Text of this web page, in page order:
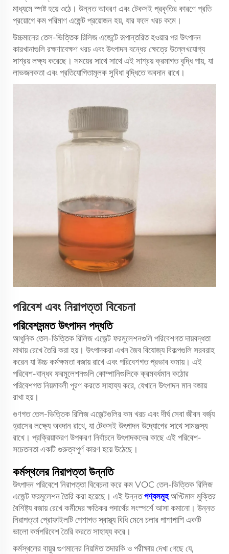
মাধ্যমে স্পষ্ট হয়ে ওঠে। উন্নত আবরণ এবং টেকসই প্রকৃতির কারণে প্রতি
প্রয়োগে কম পরিমাণ এজেন্ট প্রয়োজন হয়, যার ফলে খরচ কমে।
উচ্চমানের তেল-ভিত্তিক রিলিজ এজেন্টে রূপান্তরিত হওয়ার পর উৎপাদন
কারখানাগুলি রক্ষণাবেক্ষণ খরচ এবং উৎপাদন বন্ধের ক্ষেত্রে উল্লেখযোগ্য
সাশ্রয় লক্ষ্য করেছে। সময়ের সাথে সাথে এই সাশ্রয় ক্রমাগত বৃদ্ধি পায়, যা
লাভজনকতা এবং প্রতিযোগিতামূলক সুবিধা বৃদ্ধিতে অবদান রাখে।
পরিবেশ এবং নিরাপত্তা বিবেচনা
পরিবেশসন্মত উৎপাদন পদ্ধতি
আধুনিক তেল-ভিত্তিক রিলিজ এজেন্ট ফরমুলেশনগুলি পরিবেশগত দায়বদ্ধতা
মাথায় রেখে তৈরি করা হয়। উৎপাদকরা এখন জৈব বিযোজ্য বিকল্পগুলি সরবরাহ
করেন যা উচ্চ কর্মক্ষমতা বজায় রাখে এবং পরিবেশগত প্রভাব কমায়। এই
পরিবেশ-বান্ধব ফরমুলেশনগুলি কোম্পানিগুলিকে ক্রমবর্ধমান কঠোর
পরিবেশগত নিয়মাবলী পূরণ করতে সাহায্য করে, যেখানে উৎপাদন মান বজায়
রাখা হয়।
গুণগত তেল-ভিত্তিক রিলিজ এজেন্টগুলির কম খরচ এবং দীর্ঘ সেবা জীবন বর্জ্য
হ্রাসের লক্ষ্যে অবদান রাখে, যা টেকসই উৎপাদন উদ্যোগের সাথে সামঞ্জস্য
রাখে। প্রক্রিয়াকরণ উপকরণ নির্বাচনে উৎপাদকদের কাছে এই পরিবেশ-
সচেতনতা একটি গুরুত্বপূর্ণ কারণ হয়ে উঠেছে।
কর্মস্থলের নিরাপত্তা উন্নতি
উৎপাদন পরিবেশে নিরাপত্তা বিবেচনা করে কম VOC তেল-ভিত্তিক রিলিজ
এজেন্ট ফরমুলেশন তৈরি করা হয়েছে। এই উন্নতপণ্যসমূহঅপ্টিমাল মুক্তির
বৈশিষ্ট্য বজায় রেখে কর্মীদের ক্ষতিকর পদার্থের সংস্পর্শে আসা কমানো। উন্নত
নিরাপত্তা প্রোফাইলটি পেশাগত স্বাস্থ্য বিধি মেনে চলার পাশাপাশি একটি
ভালো কর্মপরিবেশ তৈরি করতে সাহায্য করে।
কর্মস্থলের বায়ুর গুণমানের নিয়মিত তদারকি ও পরীক্ষায় দেখা গেছে যে,